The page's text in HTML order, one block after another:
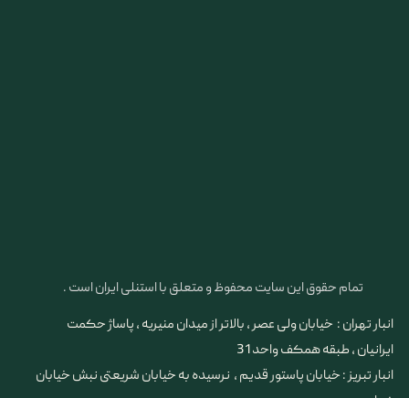
تمام حقوق این سایت محفوظ و متعلق با استنلی ایران است .
انبار تهران : خیابان ولی عصر ، بالاتر از میدان منیریه ، پاساژ حکمت
ایرانیان ، طبقه همکف واحد 31
​​​​​​​انبار تبریز : خیابان پاستور قدیم ، نرسیده به خیابان شریعتی نبش خیابان